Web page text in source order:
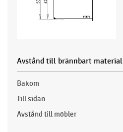
Avstånd till brännbart material
Bakom
Till sidan
Avstånd till möbler